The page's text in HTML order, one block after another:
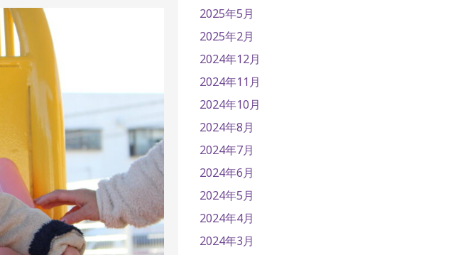
2025年5月
2025年2月
2024年12月
2024年11月
2024年10月
2024年8月
2024年7月
2024年6月
2024年5月
2024年4月
2024年3月